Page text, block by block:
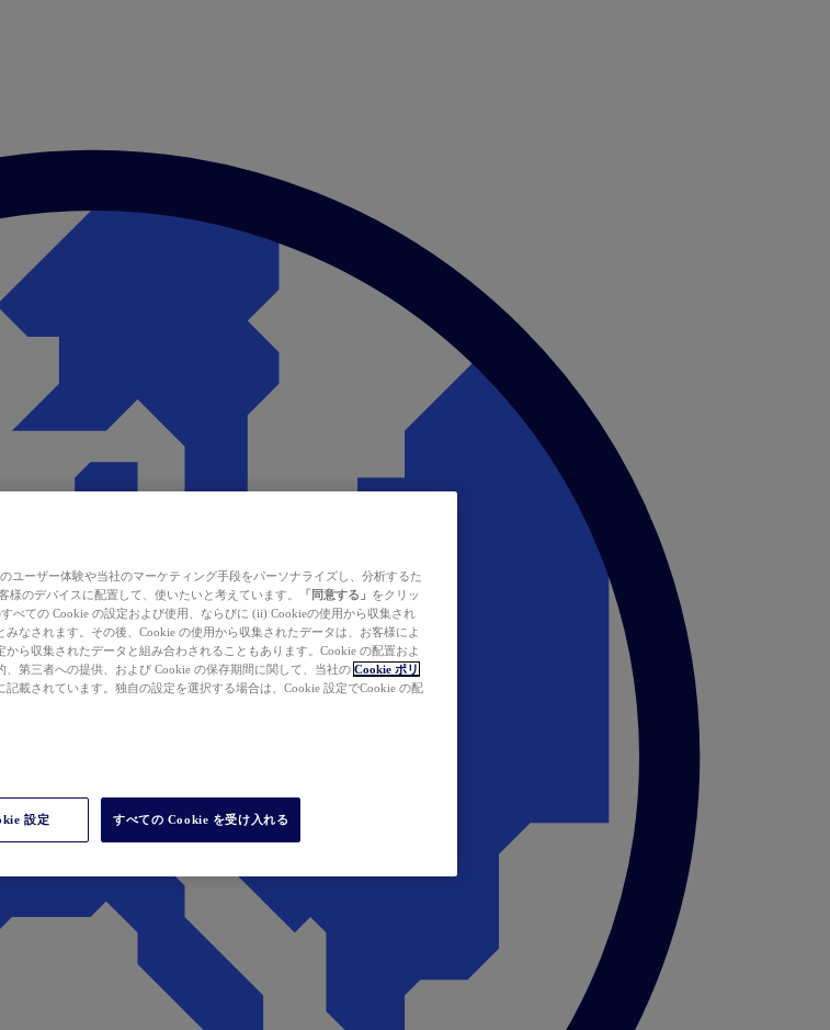
ユーザー体験や当社のマーケティング手段をパーソナライズし、分析するた
様のデバイスに配置して、使いたいと考えています。
「同意する」 をクリッ
べての Cookie の設定および使用、ならびに (ii) Cookieの使用から収集され
なされます。その後、Cookie の使用から収集されたデータは、お客様によ
ら収集されたデータと組み合わされることもあります。Cookie の配置およ
第三者への提供、および Cookie の保存期間に関して、当社の Cookie ポリ
記載されています。独自の設定を選択する場合は、Cookie 設定でCookie の配
設定 すべての Cookie を受け入れる